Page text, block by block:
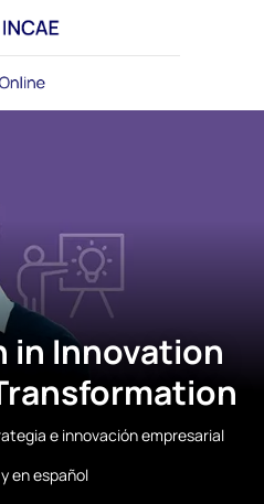
in Innovation
e innovación empresarial
en español